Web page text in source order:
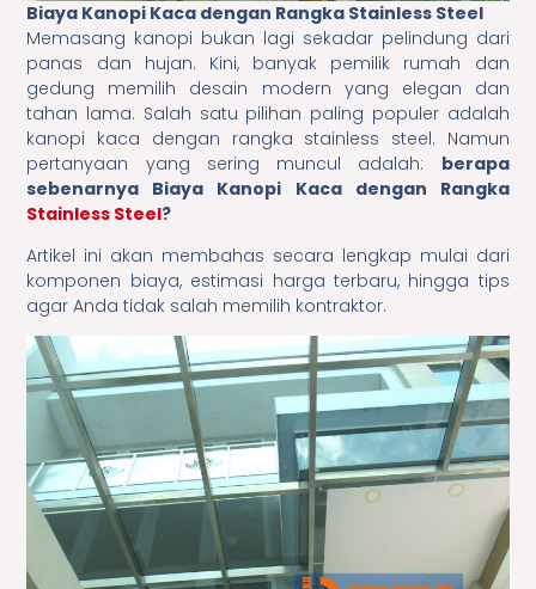
Biaya Kanopi Kaca dengan Rangka Stainless Steel
Memasang kanopi bukan lagi sekadar pelindung dari
panas dan hujan. Kini, banyak pemilik rumah dan
gedung memilih desain modern yang elegan dan
tahan lama. Salah satu pilihan paling populer adalah
kanopi kaca dengan rangka stainless steel. Namun
pertanyaan yang sering muncul adalah: berapa
sebenarnya Biaya Kanopi Kaca dengan Rangka
Stainless Steel?
Artikel ini akan membahas secara lengkap mulai dari
komponen biaya, estimasi harga terbaru, hingga tips
agar Anda tidak salah memilih kontraktor.